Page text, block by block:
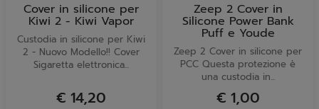
Cover in silicone per
Kiwi 2 - Kiwi Vapor
Custodia in silicone per Kiwi
2 - Nuovo Modello!! Cover
Sigaretta elettronica...
€ 14,20
Zeep 2 Cover in
Silicone Power Bank
Puff e Youde
Zeep 2 Cover in silicone per
PCC Questa protezione è
una custodia in...
€ 1,00